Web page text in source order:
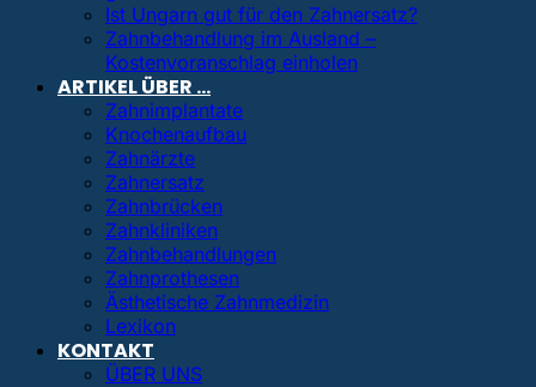
Ist Ungarn gut für den Zahnersatz?
Zahnbehandlung im Ausland –
Kostenvoranschlag einholen
ARTIKEL ÜBER …
Zahnimplantate
Knochenaufbau
Zahnärzte
Zahnersatz
Zahnbrücken
Zahnkliniken
Zahnbehandlungen
Zahnprothesen
Ästhetische Zahnmedizin
Lexikon
KONTAKT
ÜBER UNS